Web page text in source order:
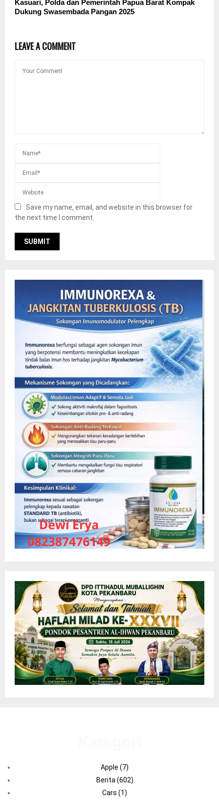
Kasuari, Polda dan Pemerintah Papua Barat Kompak
Dukung Swasembada Pangan 2025
LEAVE A COMMENT
Save my name, email, and website in this browser for
the next time I comment.
Apple (7)
Berita(602)
Cars (1)